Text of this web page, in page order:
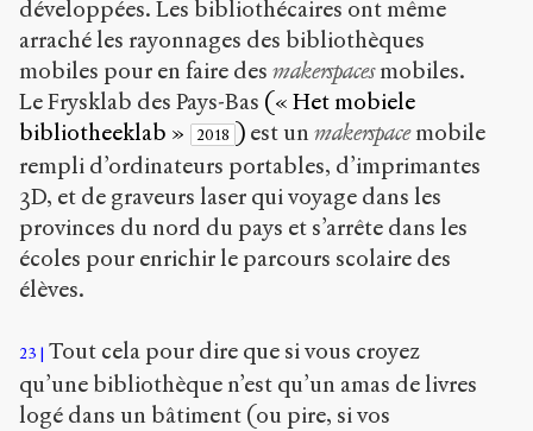
développées. Les bibliothécaires ont même
arraché les rayonnages des bibliothèques
mobiles pour en faire des makerspacesmobiles.
Le Frysklab des Pays-Bas (« Het mobiele
bibliotheeklab »
2018 ) est un makerspacemobile
rempli d’ordinateurs portables, d’imprimantes
3D, et de graveurs laser qui voyage dans les
provinces du nord du pays et s’arrête dans les
écoles pour enrichir le parcours scolaire des
élèves.
23
Tout cela pour dire que si vous croyez
qu’une bibliothèque n’est qu’un amas de livres
logé dans un bâtiment (ou pire, si vos